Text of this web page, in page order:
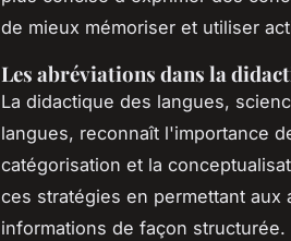
de mieux mémoriser et utiliser
Les abréviations dans la
La didactique des langues,
langues, reconnaît l'importance
catégorisation et la
ces stratégies en permettant
informations de façon structurée.